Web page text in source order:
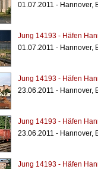
01.07.2011 - Hannover,
Jung 14193 - Häfen
01.07.2011 - Hannover,
Jung 14193 - Häfen
23.06.2011 - Hannover,
Jung 14193 - Häfen
23.06.2011 - Hannover,
Jung 14193 - Häfen